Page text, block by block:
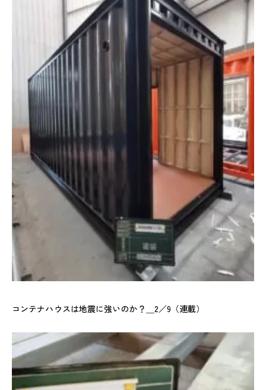
コンテナハウスは地震に強いのか？＿2／9（連載）